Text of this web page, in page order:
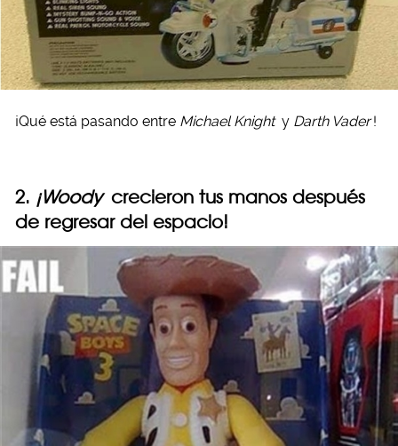
¡Qué está pasando entre Michael Knight yDarth Vader !
2. ¡Woodycrecieron tus manos después
de regresar del espacio!